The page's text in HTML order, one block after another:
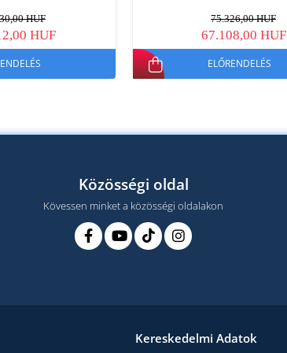
HUF
HUF
75.326,00 HUF
67.108,00 HUF
ELŐRENDELÉS
Közösségi oldal
Kövessen minket a közösségi oldalakon
Kereskedelmi Adatok